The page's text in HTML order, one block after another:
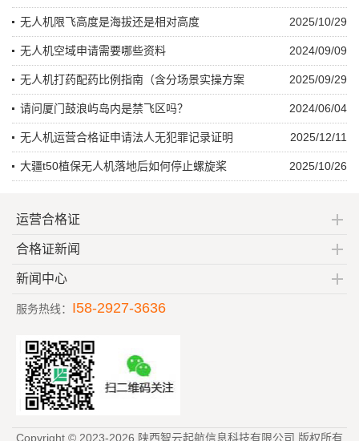
2025/10/29
无人机限飞高度是海拔还是相对高度
2024/09/09
无人机空域申请需要哪些资料
2025/09/29
无人机打药配药比例指南（含分场景实操方案
2024/06/04
请问厦门鼓浪屿岛内是禁飞区吗？
2025/12/11
无人机运营合格证申请法人无犯罪记录证明
2025/10/26
大疆t50植保无人机落地后如何停止螺旋桨
运营合格证
合格证新闻
新闻中心
服务热线： I58-2927-3636
Copyright © 2023-2026 陕西智云起航信息科技有限公司 版权所有